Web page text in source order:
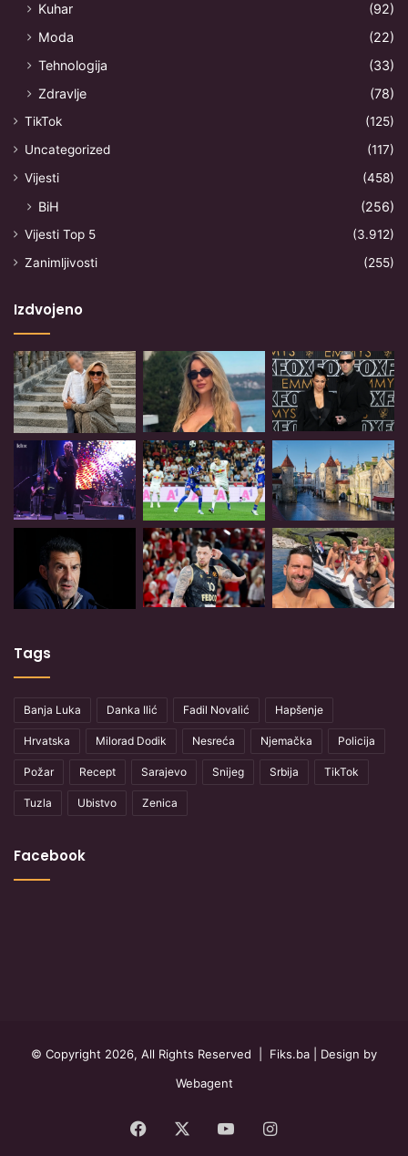
Kuhar
(92)
Moda
(22)
Tehnologija
(33)
Zdravlje
(78)
TikTok
(125)
Uncategorized
(117)
Vijesti
(458)
BiH (256)
Vijesti Top 5
(3.912)
Zanimljivosti
(255)
Izdvojeno
Tags
Banja Luka Danka Ilić Fadil Novalić Hapšenje
Hrvatska Milorad Dodik Nesreća Njemačka Policija
Požar Recept Sarajevo Snijeg Srbija TikTok
Tuzla Ubistvo Zenica
Facebook
© Copyright 2026, All Rights Reserved | Fiks.ba | Design by
Webagent
Facebook YouTubeInstagram